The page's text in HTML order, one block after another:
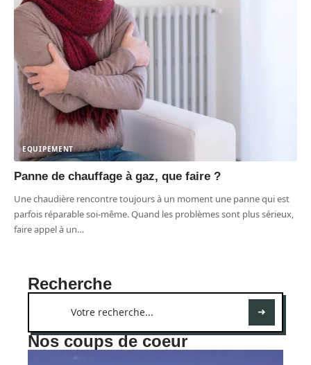
EQUIPEMENT
Panne de chauffage à gaz, que faire ?
Une chaudière rencontre toujours à un moment une panne qui est
parfois réparable soi-même. Quand les problèmes sont plus sérieux,
faire appel à un…
Recherche
Nos coups de coeur